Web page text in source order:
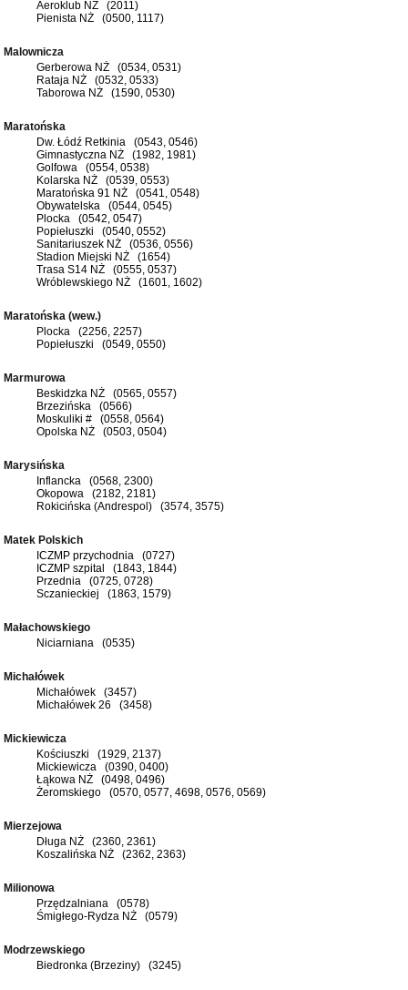
Aeroklub NŻ (2011)
Pienista NŻ (0500, 1117)
Malownicza
Gerberowa NŻ (0534, 0531)
Rataja NŻ (0532, 0533)
Taborowa NŻ (1590, 0530)
Maratońska
Dw. Łódź Retkinia (0543, 0546)
Gimnastyczna NŻ (1982, 1981)
Golfowa (0554, 0538)
Kolarska NŻ (0539, 0553)
Maratońska 91 NŻ (0541, 0548)
Obywatelska (0544, 0545)
Plocka (0542, 0547)
Popiełuszki (0540, 0552)
Sanitariuszek NŻ (0536, 0556)
Stadion Miejski NŻ (1654)
Trasa S14 NŻ (0555, 0537)
Wróblewskiego NŻ (1601, 1602)
Maratońska (wew.)
Plocka (2256, 2257)
Popiełuszki (0549, 0550)
Marmurowa
Beskidzka NŻ (0565, 0557)
Brzezińska (0566)
Moskuliki # (0558, 0564)
Opolska NŻ (0503, 0504)
Marysińska
Inflancka (0568, 2300)
Okopowa (2182, 2181)
Rokicińska (Andrespol) (3574, 3575)
Matek Polskich
ICZMP przychodnia (0727)
ICZMP szpital (1843, 1844)
Przednia (0725, 0728)
Sczanieckiej (1863, 1579)
Małachowskiego
Niciarniana (0535)
Michałówek
Michałówek (3457)
Michałówek 26 (3458)
Mickiewicza
Kościuszki (1929, 2137)
Mickiewicza (0390, 0400)
Łąkowa NŻ (0498, 0496)
Żeromskiego (0570, 0577, 4698, 0576, 0569)
Mierzejowa
Długa NŻ (2360, 2361)
Koszalińska NŻ (2362, 2363)
Milionowa
Przędzalniana (0578)
Śmigłego-Rydza NŻ (0579)
Modrzewskiego
Biedronka (Brzeziny) (3245)